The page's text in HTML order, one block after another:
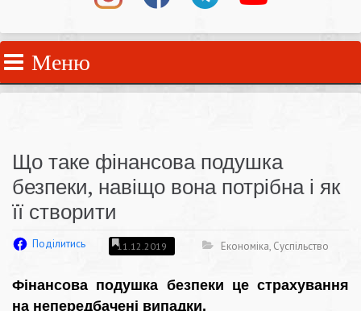
Меню
Що таке фінансова подушка
безпеки, навіщо вона потрібна і як
її створити
Поділитись 11.12.2019 Економіка, Суспільство
Фінансова подушка безпеки це страхування
на непередбачені випадки.